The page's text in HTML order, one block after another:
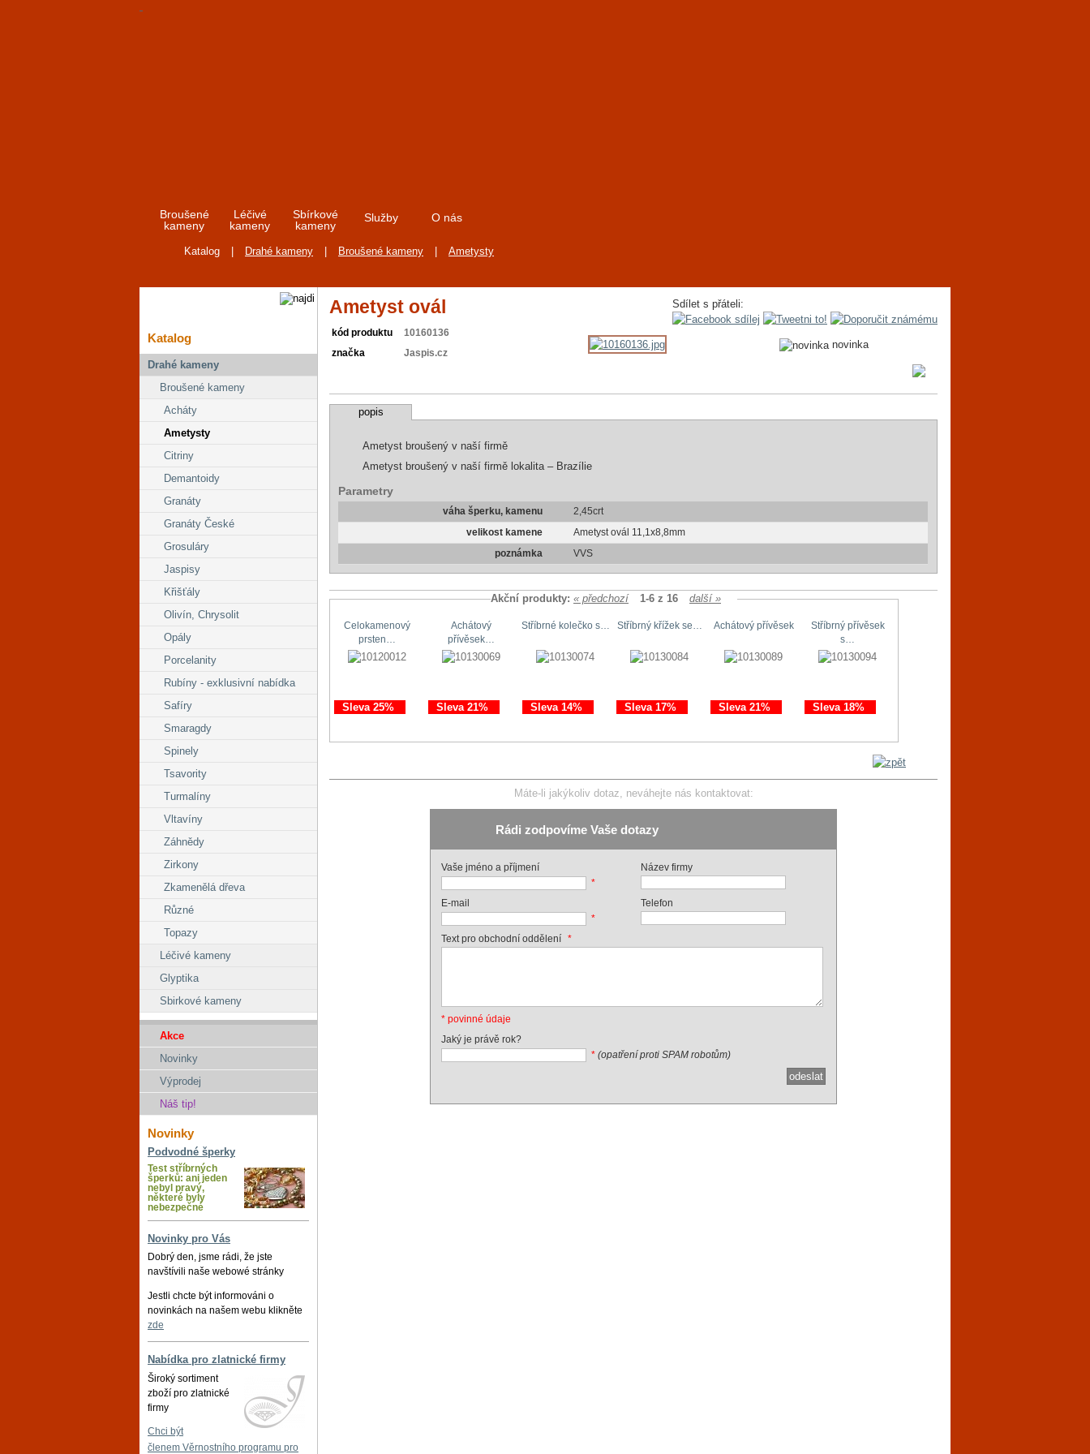
Broušené
kameny
Léčivé
kameny
Sbírkové
kameny
Služby O nás
Katalog Drahé kameny Broušené kameny Ametysty
Katalog
Drahé kameny
Broušené kameny
Acháty
Ametysty
Citriny
Demantoidy
Granáty
Granáty České
Grosuláry
Jaspisy
Křišťály
Olivín, Chrysolit
Opály
Porcelanity
Rubíny - exklusivní nabídka
Safíry
Smaragdy
Spinely
Tsavority
Turmalíny
Vltavíny
Záhnědy
Zirkony
Zkamenělá dřeva
Různé
Topazy
Léčivé kameny
Glyptika
Sbirkové kameny
Akce
Novinky
Výprodej
Náš tip!
Novinky
Podvodné šperky
Test stříbrných
šperků: ani jeden
nebyl pravý,
některé byly
nebezpečné
Novinky pro Vás
Dobrý den, jsme rádi, že jste
navštívili naše webowé stránky
Jestli chcte být informováni o
novinkách na našem webu klikněte
zde
Nabídka pro zlatnické firmy
Široký sortiment
zboží pro zlatnické
firmy
Chci být
členem Věrnostního programu pro
Sdílet s přáteli:
Ametyst ovál
kód produktu 10160136
značka Jaspis.cz
novinka
popis
Ametyst broušený v naší firmě
Ametyst broušený v naší firmě lokalita – Brazílie
Parametry
váha šperku, kamenu 2,45crt
velikost kamene Ametyst ovál 11,1x8,8mm
poznámka VVS
Akční produkty: « předchozí 1-6 z 16 další »
Celokamenový
prsten…
Sleva 25%
Achátový
přívěsek…
Sleva 21%
Stříbrné kolečko s…
Sleva 14%
Stříbrný křížek se…
Sleva 17%
Achátový přívěsek
Sleva 21%
Stříbrný přívěsek
s…
Sleva 18%
Máte-li jakýkoliv dotaz, neváhejte nás kontaktovat:
Rádi zodpovíme Vaše dotazy
Vaše jméno a příjmení
*
Název firmy
E-mail
*
Telefon
Text pro obchodní oddělení *
* povinné údaje
Jaký je právě rok?
* (opatření proti SPAM robotům)